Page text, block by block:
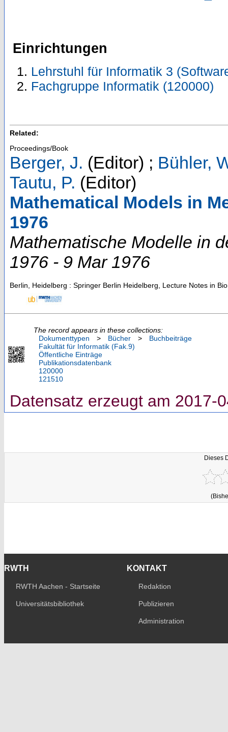
Einrichtungen
Lehrstuhl für Informatik 3
Fachgruppe Informatik (120000)
Related:
Proceedings/Book
Berger, J. (Editor) ; Bühler,
Tautu, P. (Editor)
Mathematical Models in
1976
Mathematische Modelle in
1976 - 9 Mar 1976
Berlin, Heidelberg : Springer Berlin Heidelberg, Lecture Notes in
The record appears in these collections:
Dokumenttypen
> Bücher >
Buchbeiträge
Fakultät für Informatik (Fak.9)
Öffentliche Einträge
Publikationsdatenbank
120000
121510
Datensatz erzeugt am 2017-
Dieses
RWTH
RWTH Aachen - Startseite
Universitätsbibliothek
KONTAKT
Redaktion
Publizieren
Administration